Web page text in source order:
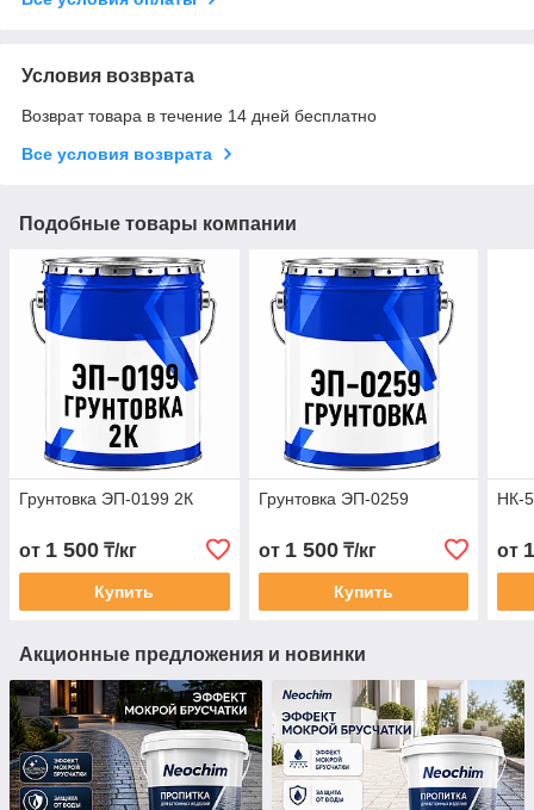
Условия возврата
Возврат товара в течение 14 дней бесплатно
Все условия возврата
Подобные товары компании
Грунтовка ЭП-0199 2К
от 1 500 ₸/кг
Купить
Грунтовка ЭП-0259
от 1 500₸/кг
Купить
НК-
от
Акционные предложения и новинки